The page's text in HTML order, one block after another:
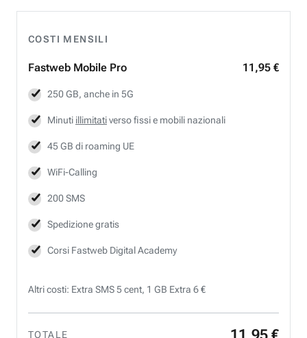
COSTI MENSILI
Fastweb Mobile Pro 11,95 €
250 GB, anche in 5G
Minuti illimitativerso fissi e mobili nazionali
45 GB di roaming UE
WiFi-Calling
200 SMS
Spedizione gratis
Corsi Fastweb Digital Academy
Altri costi: Extra SMS 5 cent, 1 GB Extra 6 €
TOTALE